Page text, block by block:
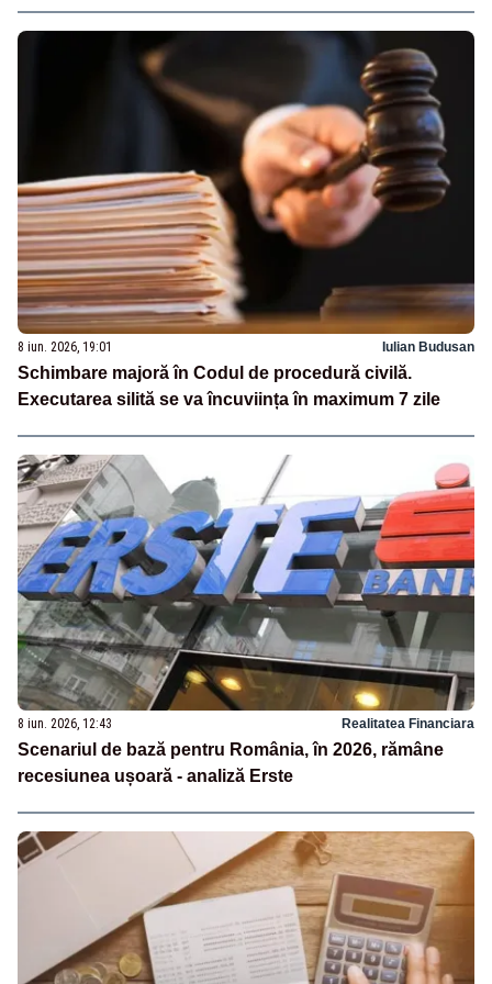
8 iun. 2026, 19:01 Iulian Budusan
Schimbare majoră în Codul de procedură civilă.
Executarea silită se va încuviința în maximum 7 zile
8 iun. 2026, 12:43 Realitatea Financiara
Scenariul de bază pentru România, în 2026, rămâne
recesiunea ușoară - analiză Erste